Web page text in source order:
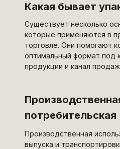
Существует несколько
которые применяются в
торговле. Они помогают
оптимальный формат под
продукции и канал
Какая бывает
Производственная
выпуска и
потребительская